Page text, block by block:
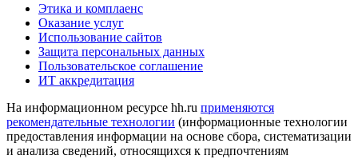
Этика и комплаенс
Оказание услуг
Использование сайтов
Защита персональных данных
Пользовательское соглашение
ИТ аккредитация
На информационном ресурсе hh.ru применяются
рекомендательные технологии (информационные технологии
предоставления информации на основе сбора, систематизации
и анализа сведений, относящихся к предпочтениям